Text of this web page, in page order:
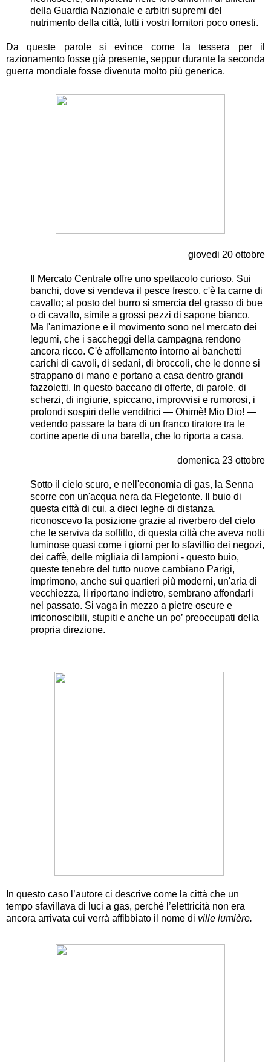
della Guardia Nazionale e arbitri supremi del
nutrimento della città, tutti i vostri fornitori poco onesti.
Da queste parole si evince come la tessera per il
razionamento fosse già presente, seppur durante la seconda
guerra mondiale fosse divenuta molto più generica.
giovedi 20 ottobre
Il Mercato Centrale offre uno spettacolo curioso. Sui
banchi, dove si vendeva il pesce fresco, c'è la carne di
cavallo; al posto del burro si smercia del grasso di bue
o di cavallo, simile a grossi pezzi di sapone bianco.
Ma l'animazione e il movimento sono nel mercato dei
legumi, che i saccheggi della campagna rendono
ancora ricco. C'è affollamento intorno ai banchetti
carichi di cavoli, di sedani, di broccoli, che le donne si
strappano di mano e portano a casa dentro grandi
fazzoletti. In questo baccano di offerte, di parole, di
scherzi, di ingiurie, spiccano, improvvisi e rumorosi, i
profondi sospiri delle venditrici — Ohimè! Mio Dio! —
vedendo passare la bara di un franco tiratore tra le
cortine aperte di una barella, che lo riporta a casa.
domenica 23 ottobre
Sotto il cielo scuro, e nell'economia di gas, la Senna
scorre con un'acqua nera da Flegetonte. Il buio di
questa città di cui, a dieci leghe di distanza,
riconoscevo la posizione grazie al riverbero del cielo
che le serviva da soffitto, di questa città che aveva notti
luminose quasi come i giorni per lo sfavillio dei negozi,
dei caffè, delle migliaia di lampioni - questo buio,
queste tenebre del tutto nuove cambiano Parigi,
imprimono, anche sui quartieri più moderni, un'aria di
vecchiezza, li riportano indietro, sembrano affondarli
nel passato. Si vaga in mezzo a pietre oscure e
irriconoscibili, stupiti e anche un po’ preoccupati della
propria direzione.
In questo caso l’autore ci descrive come la città che un
tempo sfavillava di luci a gas, perché l’elettricità non era
ancora arrivata cui verrà affibbiato il nome di ville lumière.